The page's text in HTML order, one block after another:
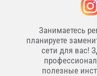
Занимаетесь
планируете
сети для вас!
полезные